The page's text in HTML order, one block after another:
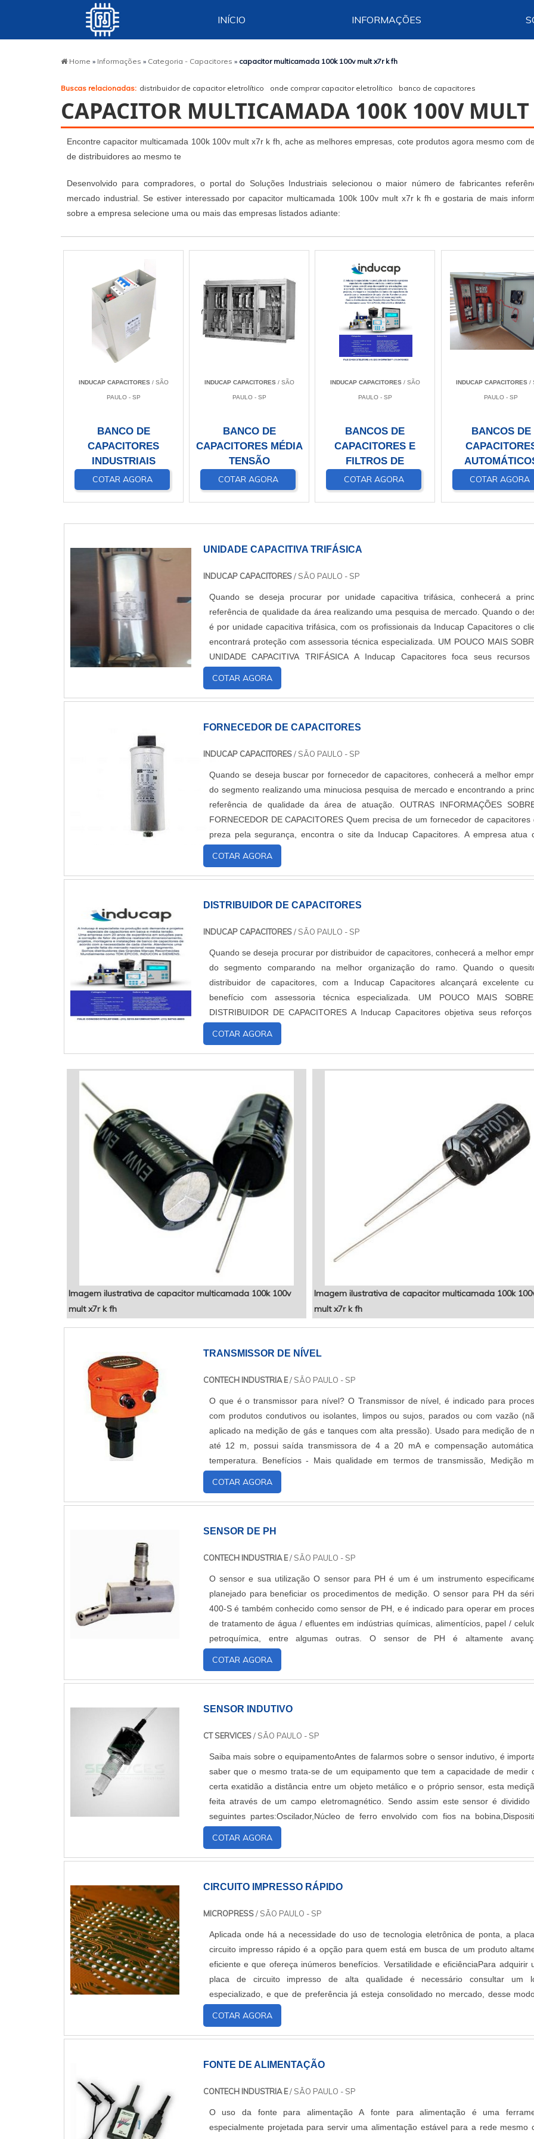
INÍCIO INFORMAÇÕES
Home » Informações » Categoria - Capacitores » capacitor multicamada 100k 100v mult x7r k fh
Buscas relacionadas: distribuidor de capacitor eletrolítico onde comprar capacitor eletrolítico banco de capacitores
CAPACITOR MULTICAMADA 100K 100V MULT
Encontre capacitor multicamada 100k 100v mult x7r k fh, ache as melhores empresas, cote produtos agora mesmo com
de distribuidores ao mesmo te
Desenvolvido para compradores, o portal do Soluções Industriais selecionou o maior número de fabricantes
mercado industrial. Se estiver interessado por capacitor multicamada 100k 100v mult x7r k fh e gostaria de mais
sobre a empresa selecione uma ou mais das empresas listados adiante:
INDUCAP CAPACITORES/ SÃO
PAULO - SP
BANCO DE
CAPACITORES
INDUSTRIAIS
COTAR AGORA
INDUCAP CAPACITORES/ SÃO
PAULO - SP
BANCO DE
CAPACITORES MÉDIA
TENSÃO
COTAR AGORA
INDUCAP CAPACITORES/ SÃO
PAULO - SP
BANCOS DE
CAPACITORES E
FILTROS DE
HARMÔNICOS
COTAR AGORA
INDUCAP CAPACITORES /
PAULO - SP
BANCOS DE
COTAR AGORA
UNIDADE CAPACITIVA TRIFÁSICA
INDUCAP CAPACITORES/ SÃO PAULO - SP
Quando se deseja procurar por unidade capacitiva trifásica, conhecerá a
referência de qualidade da área realizando uma pesquisa de mercado. Quando o
é por unidade capacitiva trifásica, com os profissionais da Inducap Capacitores o
encontrará proteção com assessoria técnica especializada. UM POUCO MAIS SOBRE A
UNIDADE CAPACITIVA TRIFÁSICA A Inducap Capacitores foca seus recursos em
proporcionar uma estrutura co...
COTAR AGORA
FORNECEDOR DE CAPACITORES
INDUCAP CAPACITORES/ SÃO PAULO - SP
Quando se deseja buscar por fornecedor de capacitores, conhecerá a melhor
do segmento realizando uma minuciosa pesquisa de mercado e encontrando a
referência de qualidade da área de atuação. OUTRAS INFORMAÇÕES SOBRE O
FORNECEDOR DE CAPACITORES Quem precisa de um fornecedor de capacitores que
preza pela segurança, encontra o site da Inducap Capacitores. A empresa atua
controlador de fator de potência 06 saídas e f...
COTAR AGORA
DISTRIBUIDOR DE CAPACITORES
INDUCAP CAPACITORES/ SÃO PAULO - SP
Quando se deseja procurar por distribuidor de capacitores, conhecerá a melhor
do segmento comparando na melhor organização do ramo. Quando o
distribuidor de capacitores, com a Inducap Capacitores alcançará excelente
benefício com assessoria técnica especializada. UM POUCO MAIS SOBRE O
DISTRIBUIDOR DE CAPACITORES A Inducap Capacitores objetiva seus reforços em
oferecer aos clientes uma estrutura com escritório d...
COTAR AGORA
Imagem ilustrativa de capacitor multicamada 100k 100v
mult x7r k fh
Imagem ilustrativa de capacitor multicamada 100k
mult x7r k fh
TRANSMISSOR DE NÍVEL
CONTECH INDUSTRIA E/ SÃO PAULO - SP
O que é o transmissor para nível? O Transmissor de nível, é indicado para
com produtos condutivos ou isolantes, limpos ou sujos, parados ou com vazão
aplicado na medição de gás e tanques com alta pressão). Usado para medição de
até 12 m, possui saída transmissora de 4 a 20 mA e compensação
temperatura. Benefícios - Mais qualidade em termos de transmissão, Medição
mais efetiva, Melhor custo x benefíci....
COTAR AGORA
SENSOR DE PH
CONTECH INDUSTRIA E/ SÃO PAULO - SP
O sensor e sua utilização O sensor para PH é um é um instrumento
planejado para beneficiar os procedimentos de medição. O sensor para PH da
400-S é também conhecido como sensor de PH, e é indicado para operar em
de tratamento de água / efluentes em indústrias químicas, alimentícios, papel /
petroquímica, entre algumas outras. O sensor de PH é altamente
tecnologicamente pois o seu sistema contr....
COTAR AGORA
SENSOR INDUTIVO
CT SERVICES/ SÃO PAULO - SP
Saiba mais sobre o equipamentoAntes de falarmos sobre o sensor indutivo, é
saber que o mesmo trata-se de um equipamento que tem a capacidade de medir
certa exatidão a distância entre um objeto metálico e o próprio sensor, esta
feita através de um campo eletromagnético. Sendo assim este sensor é dividido
seguintes partes:Oscilador,Núcleo de ferro envolvido com fios na
sensoriais,E processador de s....
COTAR AGORA
CIRCUITO IMPRESSO RÁPIDO
MICROPRESS/ SÃO PAULO - SP
Aplicada onde há a necessidade do uso de tecnologia eletrônica de ponta, a
circuito impresso rápido é a opção para quem está em busca de um produto
eficiente e que ofereça inúmeros benefícios. Versatilidade e eficiênciaPara adquirir
placa de circuito impresso de alta qualidade é necessário consultar um
especializado, e que de preferência já esteja consolidado no mercado, desse modo
chances de conseguir um negóci....
COTAR AGORA
FONTE DE ALIMENTAÇÃO
CONTECH INDUSTRIA E/ SÃO PAULO - SP
O uso da fonte para alimentação A fonte para alimentação é uma
especialmente projetada para servir uma alimentação estável para a rede mesmo